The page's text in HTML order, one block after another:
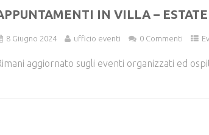
IN VILLA – ESTATE
8 Giugno 2024 ufficio eventi 0 Commenti
aggiornato sugli eventi organizzati ed